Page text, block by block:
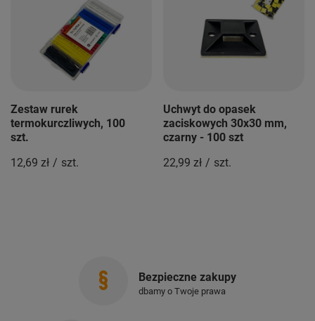
Zestaw rurek
termokurczliwych, 100
szt.
12,69 zł / szt.
Uchwyt do opasek
zaciskowych 30x30 mm,
czarny - 100 szt
22,99 zł / szt.
Bezpieczne zakupy
dbamy o Twoje prawa